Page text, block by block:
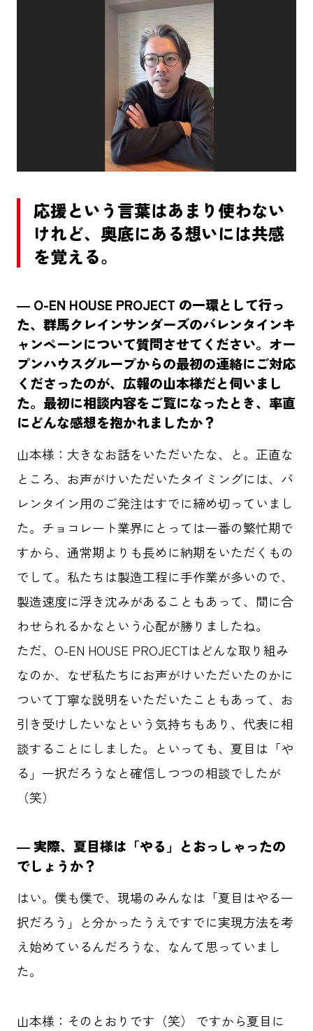
応援という言葉はあまり使わない
けれど、奥底にある想いには共感
を覚える。
― O-EN HOUSE PROJECT の一環として行っ
た、群馬クレインサンダーズのバレンタインキ
ャンペーンについて質問させてください。オー
プンハウスグループからの最初の連絡にご対応
くださったのが、広報の山本様だと伺いまし
た。最初に相談内容をご覧になったとき、率直
にどんな感想を抱かれましたか？
山本様：大きなお話をいただいたな、と。正直な
ところ、お声がけいただいたタイミングには、バ
レンタイン用のご発注はすでに締め切っていまし
た。チョコレート業界にとっては一番の繁忙期で
すから、通常期よりも長めに納期をいただくもの
でして。私たちは製造工程に手作業が多いので、
製造速度に浮き沈みがあることもあって、間に合
わせられるかなという心配が勝りましたね。
ただ、O-EN HOUSE PROJECTはどんな取り組み
なのか、なぜ私たちにお声がけいただいたのかに
ついて丁寧な説明をいただいたこともあって、お
引き受けしたいなという気持ちもあり、代表に相
談することにしました。といっても、夏目は「や
る」一択だろうなと確信しつつの相談でしたが
（笑）
― 実際、夏目様は「やる」とおっしゃったの
でしょうか？
はい。僕も僕で、現場のみんなは「夏目はやる一
択だろう」と分かったうえですでに実現方法を考
え始めているんだろうな、なんて思っていまし
た。
山本様：そのとおりです（笑） ですから夏目に